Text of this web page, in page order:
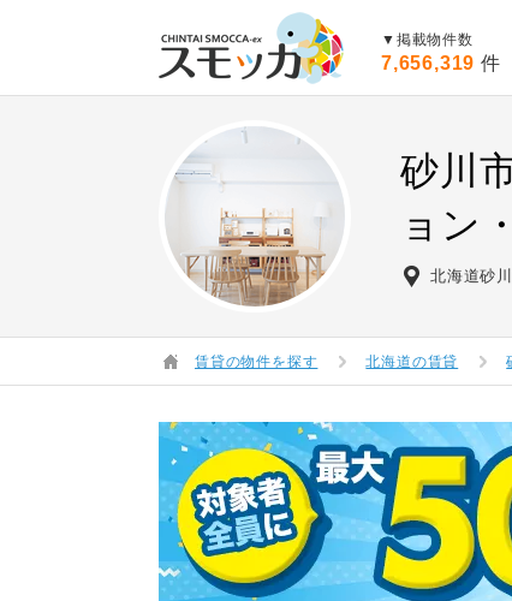
▼掲載物件数
7,656,319 件
砂川
ョン
北海道砂
賃貸の物件を探す 北海道の賃貸